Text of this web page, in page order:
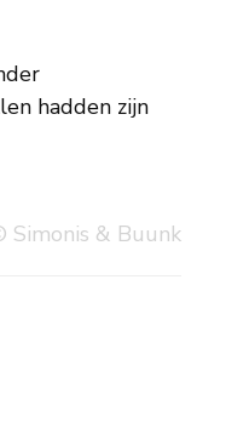
Simonis & Buunk